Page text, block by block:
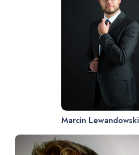
Marcin Lewandowski